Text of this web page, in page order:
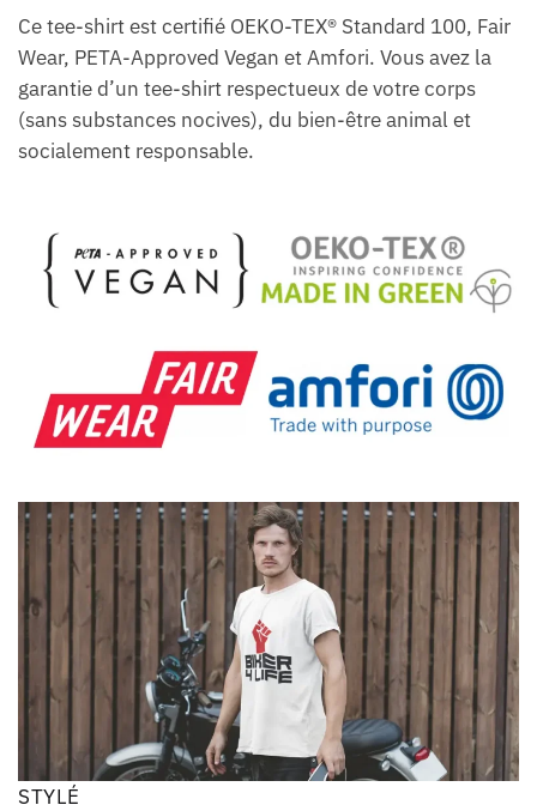
Ce tee-shirt est certifié OEKO-TEX® Standard 100, Fair
Wear, PETA-Approved Vegan et Amfori. Vous avez la
garantie d’un tee-shirt respectueux de votre corps
(sans substances nocives), du bien-être animal et
socialement responsable.
STYLÉ